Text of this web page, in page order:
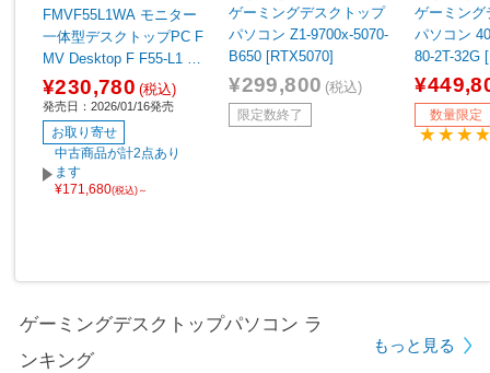
FMVF55L1WA モニター
一体型デスクトップPC F
MV Desktop F F55-L1 ホ
ワイト ［23.8型 /Window
s11 Home /AMD Ryzen5
/メモリ：16GB /SSD：5
12GB /Microsoft 365 Per
sonal /2026年1月モデ
ル］
¥230,780 (税込)
発売日：2026/01/16発売
お取り寄せ
中古商品が計2点あり
ます
¥171,680(税込)～
ゲーミングデスクトップ
パソコン Z1-9700x-5070-
B650 [RTX5070]
¥299,800 (税込)
限定数終了
ゲーミン
パソコン
80-2T-32G
【sof001】
数量限定
ゲーミングデスクトップパソコン ラ
ンキング
もっと見る